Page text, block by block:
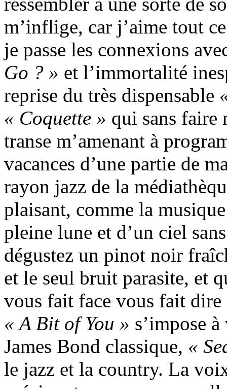
m’inflige, car j’aime tout
je passe les connexions
Go ? » et l’immortalité
reprise du très dispensable
« Coquette » qui sans faire
transe m’amenant à
vacances d’une partie de
rayon jazz de la
plaisant, comme la
pleine lune et d’un ciel
dégustez un pinot noir
et le seul bruit parasite, et
vous fait face vous fait dire
« A Bit of You » s’impose
James Bond classique, «
le jazz et la country. La